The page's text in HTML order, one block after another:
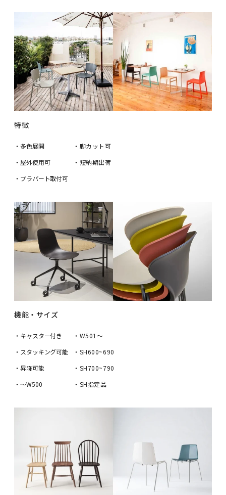
特徴
・多色展開
・屋外使用可
・プラパート取付可
・脚カット可
・短納期出荷
機能・サイズ
・キャスター付き
・スタッキング可能
・昇降可能
・〜W500
・W501〜
・SH600~690
・SH700~790
・SH指定品